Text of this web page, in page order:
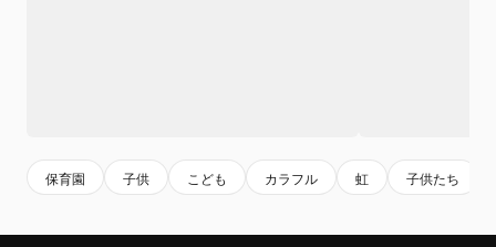
保育園 子供 こども カラフル 虹 子供たち